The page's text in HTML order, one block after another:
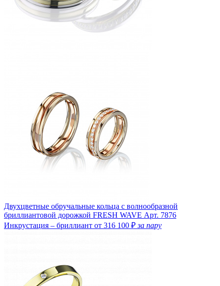
Двухцветные обручальные кольца с волнообразной
бриллиантовой дорожкой FRESH WAVE Арт. 7876
Инкрустация – бриллиант от 316 100 ₽за пару